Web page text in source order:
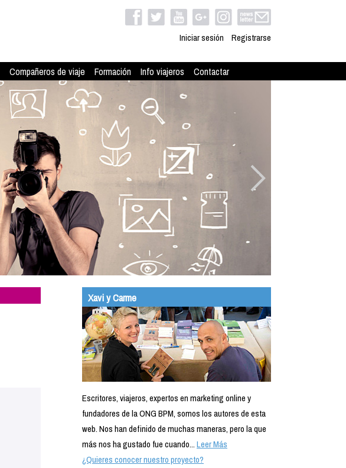
Iniciar sesión Registrarse
Compañeros de viaje Formación Info viajeros Contactar
Xavi y Carme
Escritores, viajeros, expertos en marketing online y
fundadores de la ONG BPM, somos los autores de esta
web. Nos han definido de muchas maneras, pero la que
más nos ha gustado fue cuando...Leer Más
¿Quieres conocer nuestro proyecto?